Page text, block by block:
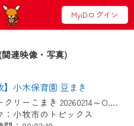
MyiDログイン
連映像・写真)
】小木保育園 豆まき
ウィークリーこまき 20260214～O.A. 小木保育園 豆まき
：小牧市のトピックス
せ
Web TV』は2024
アルします！